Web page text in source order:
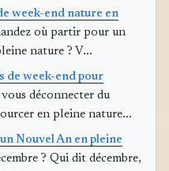
week-end nature en
où partir pour un
nature ? V...
de week-end pour
déconnecter du
en pleine nature...
Nouvel An en pleine
? Qui dit décembre,